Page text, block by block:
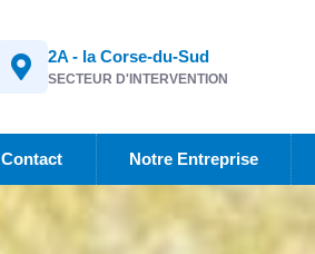
2A - la Corse-du-Sud
SECTEUR D'INTERVENTION
Contact Notre Entreprise